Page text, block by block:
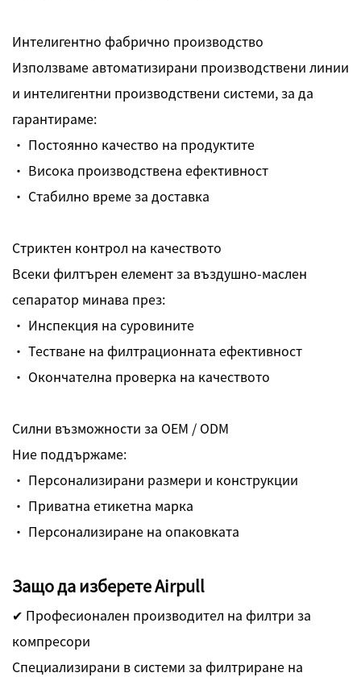
Интелигентно фабрично производство
Използваме автоматизирани производствени линии
и интелигентни производствени системи, за да
гарантираме:
· Постоянно качество на продуктите
· Висока производствена ефективност
· Стабилно време за доставка
Стриктен контрол на качеството
Всеки филтърен елемент за въздушно-маслен
сепаратор минава през:
· Инспекция на суровините
· Тестване на филтрационната ефективност
· Окончателна проверка на качеството
Силни възможности за OEM / ODM
Ние поддържаме:
· Персонализирани размери и конструкции
· Приватна етикетна марка
· Персонализиране на опаковката
Защо да изберете Airpull
✔ Професионален производител на филтри за
компресори
Специализирани в системи за филтриране на